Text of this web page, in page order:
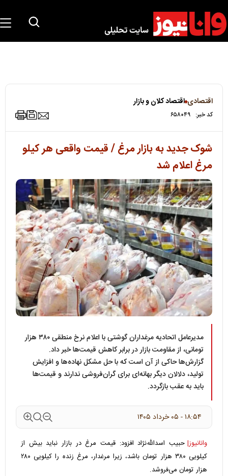
اقتصادی اقتصاد کلان و بازار
کد خبر: ۶۵۸۰۴۹
شوک جدید به بازار مرغ / قیمت واقعی هر کیلو
مرغ اعلام شد
مدیرعامل اتحادیه مرغداران گوشتی با اعلام نرخ منطقی ۳۸۰ هزار
تومانی، از مقاومت بازار در برابر کاهش قیمت‌ها خبر داد.
گزارش‌ها حاکی از آن است که با حل مشکل نهاده‌ها و افزایش
تولید، دلالان دیگر بهانه‌ای برای گران‌فروشی ندارند و قیمت‌ها
باید به عقب بازگردد.
۱۸:۵۴ - ۰۵ خرداد ۱۴۰۵
وانانیوز| حبیب اسدالله‌نژاد افزود: قیمت مرغ در بازار نباید بیش از
کیلویی ۳۸۰ هزار تومان باشد، زیرا مرغدار، مرغ زنده را کیلویی ۲۸۰
هزار تومان می‌فروشد.